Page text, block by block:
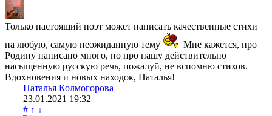
Только настоящий поэт может написать качественные стихи
на любую, самую неожиданную тему
Мне кажется, про
Родину написано много, но про нашу действительно
насыщенную русскую речь, пожалуй, не вспомню стихов.
Вдохновения и новых находок, Наталья!
Наталья Колмогорова
23.01.2021 19:32
# ↑ ↓